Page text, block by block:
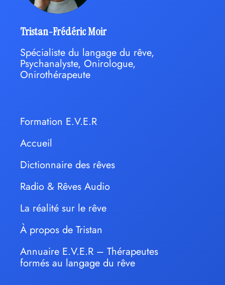
Tristan-Frédéric Moir
Spécialiste du langage du rêve,
Psychanalyste, Onirologue,
Onirothérapeute
Formation E.V.E.R
Accueil
Dictionnaire des rêves
Radio & Rêves Audio
La réalité sur le rêve
À propos de Tristan
Annuaire E.V.E.R – Thérapeutes
formés au langage du rêve